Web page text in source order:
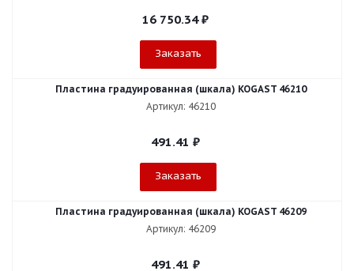
16 750.34₽
Заказать
Пластина градуированная (шкала) KOGAST 46210
Артикул: 46210
491.41 ₽
Заказать
Пластина градуированная (шкала) KOGAST 46209
Артикул: 46209
491.41 ₽